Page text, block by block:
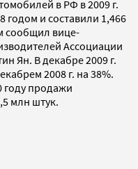
в РФ в 2009 г.
годом и составили 1,466
сообщил вице-
Ассоциации
Ян. В декабре 2009 г.
2008 г. на 38%.
году продажи
млн штук.